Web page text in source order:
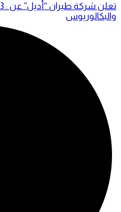
والبكالوريوس